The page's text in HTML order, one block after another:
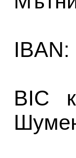
BIC